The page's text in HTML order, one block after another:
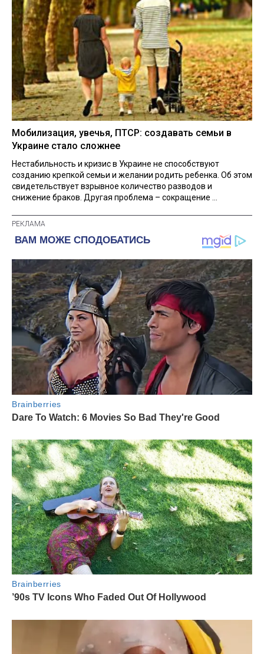
Мобилизация, увечья, ПТСР: создавать семьи в
Украине стало сложнее
Нестабильность и кризис в Украине не способствуют
созданию крепкой семьи и желании родить ребенка. Об этом
свидетельствует взрывное количество разводов и
снижение браков. Другая проблема – сокращение ...